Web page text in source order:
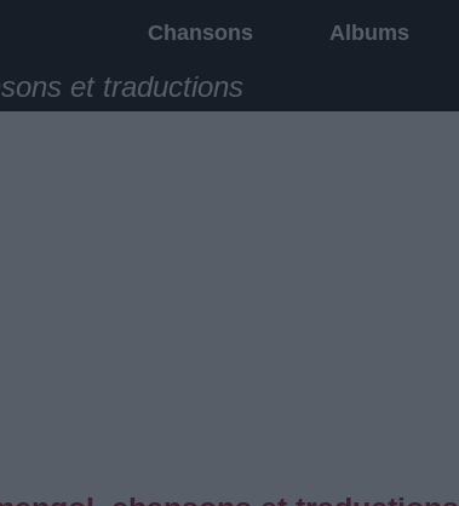
Chansons Albums
et traductions